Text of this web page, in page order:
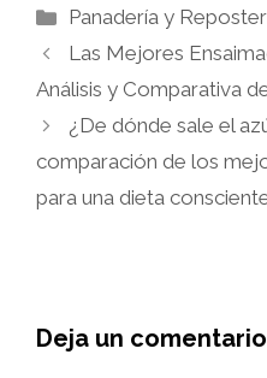
Categorías
Panadería y
Las Mejores
Análisis y Comparativa
¿De dónde sale el
comparación de los
para una dieta
Deja un comentario